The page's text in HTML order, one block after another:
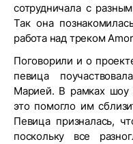
сотрудничала с
Так она
работа над треком
Поговорили и о
певица
Марией. В рамках
это помогло им
Певица призналась,
поскольку все